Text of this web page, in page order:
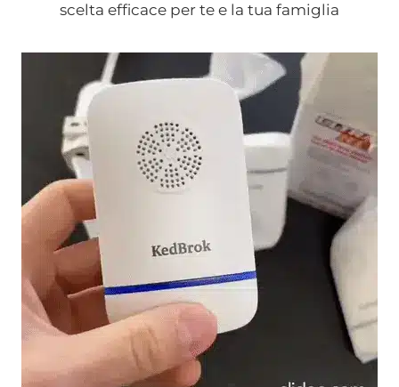
scelta efficace per te e la tua famiglia